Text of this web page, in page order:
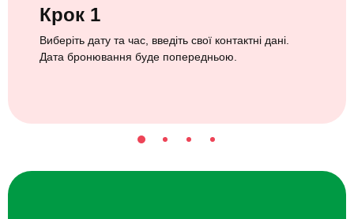
Крок 1
Виберіть дату та час, введіть свої контактні дані.
Дата бронювання буде попередньою.